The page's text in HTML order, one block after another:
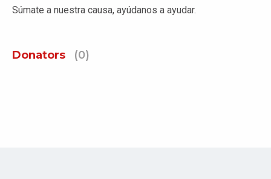
Súmate a nuestra causa, ayúdanos a ayudar.
Donators (0)